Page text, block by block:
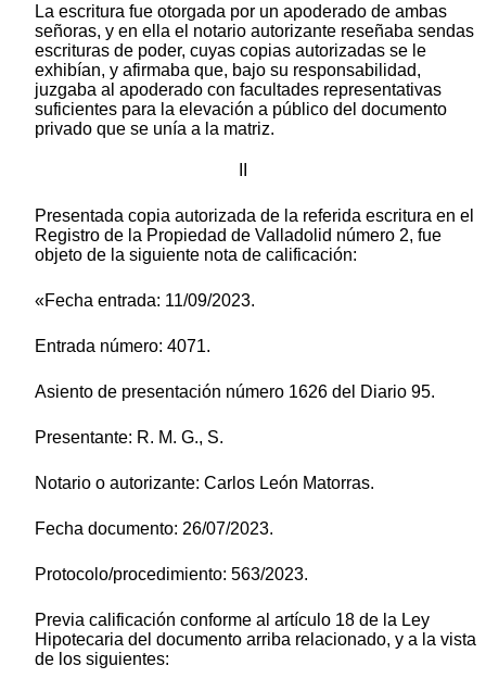
La escritura fue otorgada por un apoderado de ambas
señoras, y en ella el notario autorizante reseñaba sendas
escrituras de poder, cuyas copias autorizadas se le
exhibían, y afirmaba que, bajo su responsabilidad,
juzgaba al apoderado con facultades representativas
suficientes para la elevación a público del documento
privado que se unía a la matriz.
Presentada copia autorizada de la referida escritura en el
Registro de la Propiedad de Valladolid número 2, fue
objeto de la siguiente nota de calificación:
«Fecha entrada: 11/09/2023.
Entrada número: 4071.
Asiento de presentación número 1626 del Diario 95.
Presentante: R. M. G., S.
Notario o autorizante: Carlos León Matorras.
Fecha documento: 26/07/2023.
Protocolo/procedimiento: 563/2023.
Previa calificación conforme al artículo 18 de la Ley
Hipotecaria del documento arriba relacionado, y a la vista
de los siguientes: